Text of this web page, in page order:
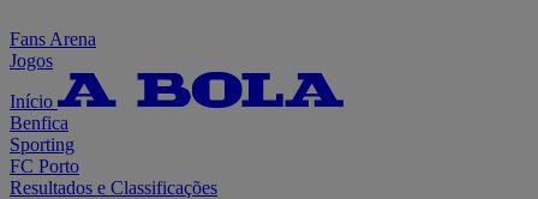
Fans Arena
Jogos
Início
Benfica
Sporting
FC Porto
Resultados e Classificações